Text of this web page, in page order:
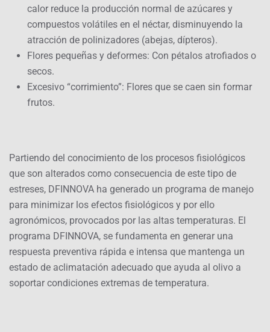
calor reduce la producción normal de azúcares y
compuestos volátiles en el néctar, disminuyendo la
atracción de polinizadores (abejas, dípteros).
Flores pequeñas y deformes: Con pétalos atrofiados o
secos.
Excesivo “corrimiento”: Flores que se caen sin formar
frutos.
Partiendo del conocimiento de los procesos fisiológicos
que son alterados como consecuencia de este tipo de
estreses, DFINNOVA ha generado un programa de manejo
para minimizar los efectos fisiológicos y por ello
agronómicos, provocados por las altas temperaturas. El
programa DFINNOVA, se fundamenta en generar una
respuesta preventiva rápida e intensa que mantenga un
estado de aclimatación adecuado que ayuda al olivo a
soportar condiciones extremas de temperatura.